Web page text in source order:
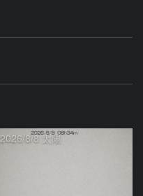
2026/8/8 太陽